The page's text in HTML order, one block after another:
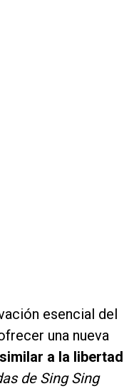
esencial del
una nueva
similar a la libertad
de Sing Sing